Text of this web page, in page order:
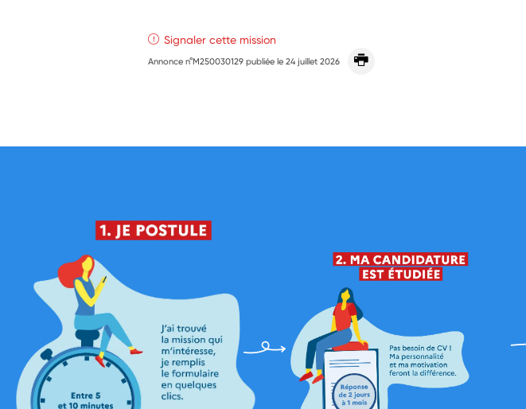
Signaler cette mission
Annonce n°M250030129 publiée le24 juillet 2026